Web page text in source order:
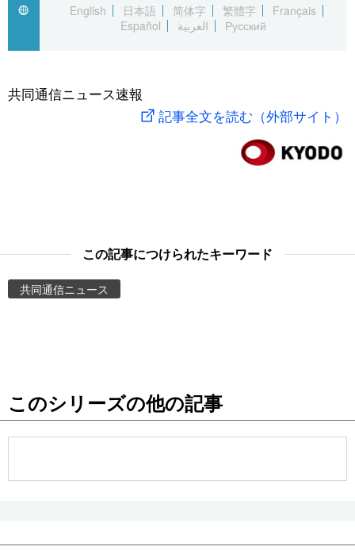
العربية
社会
旅と暮らし
東京
文化
科学・技術
暮らし
お知らせ
English
日本語 简体字 繁體字
Français
Español
العربية Русский
共同通信ニュース速報
記事全文を読む（外部サイト）
この記事につけられたキーワード
共同通信ニュース
このシリーズの他の記事